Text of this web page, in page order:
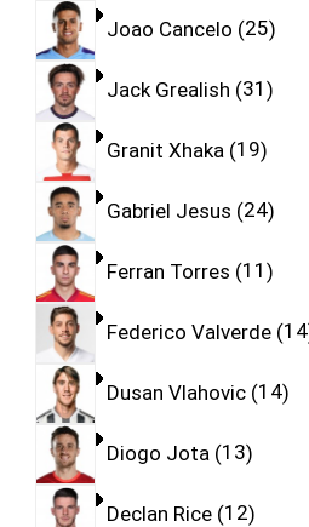
Joao Cancelo 25
Jack Grealish 31
Granit Xhaka 19
Gabriel Jesus 24
Ferran Torres 11
Federico Valverde 14
Dusan Vlahovic 14
Diogo Jota 13
Declan Rice 12